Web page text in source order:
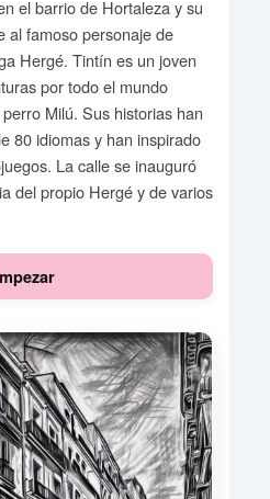
el barrio de Hortaleza y su
al famoso personaje de
Hergé. Tintín es un joven
por todo el mundo
Milú. Sus historias han
80 idiomas y han inspirado
La calle se inauguró
del propio Hergé y de varios